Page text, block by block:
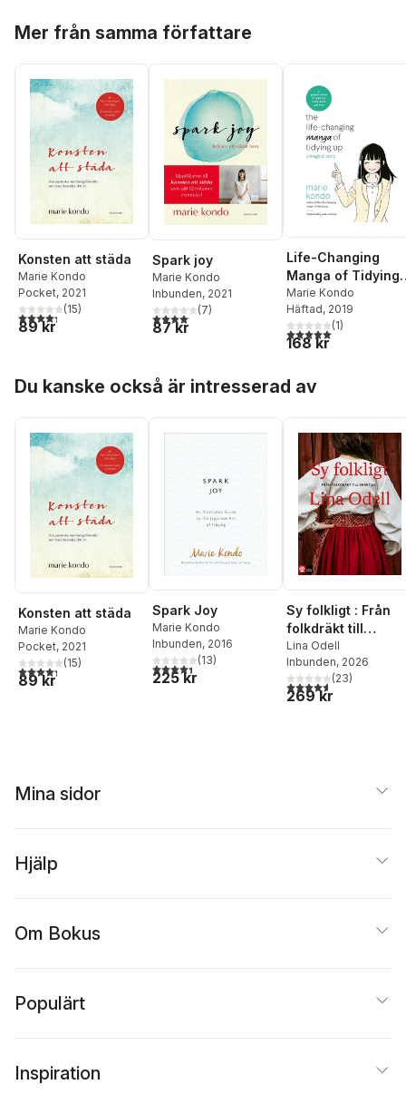
Mer från samma författare
Konsten att städa
Marie Kondo
Pocket, 2021
4,3utav 5 stjärnor. Totalt antal röster:
(15)
89 kr
Spark joy
Marie Kondo
Inbunden, 2021
4,1utav 5 stjärnor. Totalt antal röster:
(7)
87 kr
Life-Changing
Manga of Tidying
Up
Marie Kondo
Häftad, 2019
5,0utav 5 stjärnor.
(1)
168 kr
Du kanske också är intresserad av
Konsten att städa
Marie Kondo
Pocket, 2021
4,3utav 5 stjärnor. Totalt antal röster:
(15)
89 kr
Spark Joy
Marie Kondo
Inbunden, 2016
4,4utav 5 stjärnor. Totalt antal röster:
(13)
225 kr
Sy folkligt : Från
folkdräkt till
dräktlek
Lina Odell
Inbunden, 2026
4,6utav 5 stjärnor.
(23)
269 kr
Mina sidor
Hjälp
Om Bokus
Populärt
Inspiration